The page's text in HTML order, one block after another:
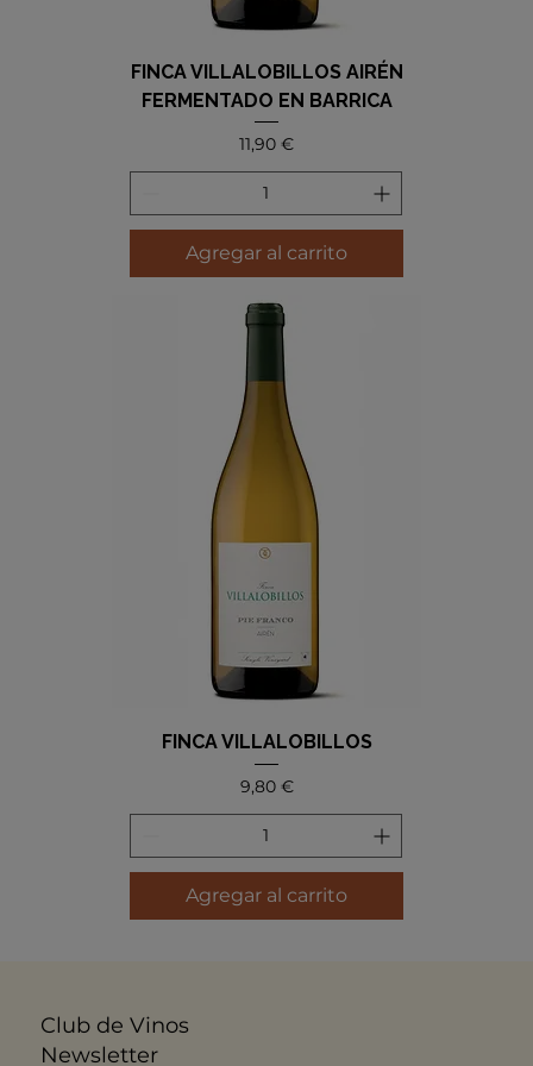
Club de Vinos
Newsletter
FINCA VILLALOBILLOS AIRÉN
FERMENTADO EN BARRICA
Precio
11,90 €
Agregar al carrito
FINCA VILLALOBILLOS
Precio
9,80 €
Agregar al carrito